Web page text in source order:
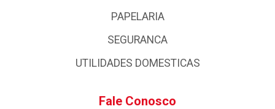
PAPELARIA
SEGURANCA
UTILIDADES DOMESTICAS
Fale Conosco